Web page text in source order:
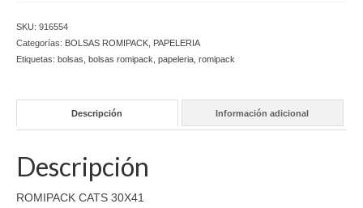
SKU: 916554
Categorías: BOLSAS ROMIPACK PAPELERIA
Etiquetas: bolsas bolsas romipack papeleria romipack
Descripción Información adicional
Descripción
ROMIPACK CATS 30X41